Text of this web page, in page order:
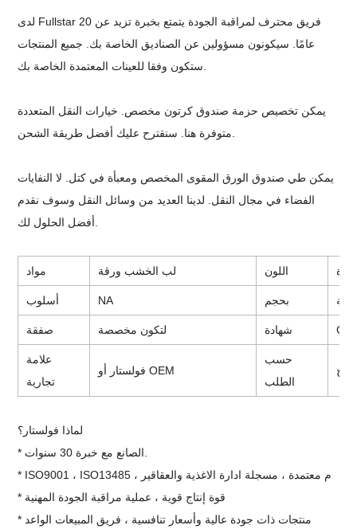
لدى Fullstar فريق محترف لمراقبة الجودة يتمتع بخبرة تزيد عن 20
عامًا. سيكونون مسؤولين عن الصناديق الخاصة بك. جميع المنتجات
يمكن تخصيص حزمة صندوق كرتون مخصص. خيارات النقل المتعددة
يمكن طي صندوق الورق المقوى المخصص ومعبأة في كتل. لا النفايات
الفضاء في مجال النقل. لدينا العديد من وسائل النقل وسوف نقدم
مواد لب الخشب ورقة اللون
أسلوب NA بحجم
صفقة لتكون مخصصة شهادة
علامة
تجارية
فولستار أو OEM
حسب
الطلب
متاح
لماذا فولستار؟
* ISO9001 ، ISO13485 ، م معتمدة ، مسجلة ادارة الاغذية والعقاقير
* قوة إنتاج قوية ، عملية مراقبة الجودة المهنية
* منتجات ذات جودة عالية وأسعار تنافسية ، فريق المبيعات الواعد